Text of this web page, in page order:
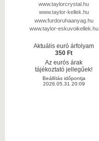
www.taylorcrystal.hu
www.taylor-kellek.hu
www.furdoruhaanyag.hu
www.taylor-eskuvoikellek.hu
Aktuális euró árfolyam
350 Ft
Az eurós árak
tájékoztató jellegűek!
Beállítás időpontja
2026.05.31 20:09